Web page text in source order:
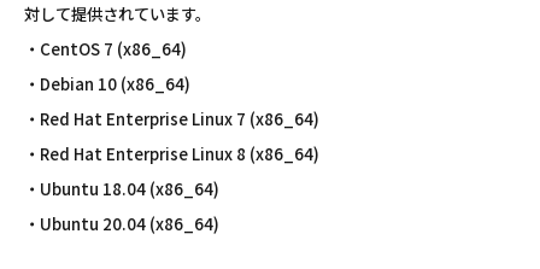
対して提供されています。
・CentOS 7 (x86_64)
・Debian 10 (x86_64)
・Red Hat Enterprise Linux 7 (x86_64)
・Red Hat Enterprise Linux 8 (x86_64)
・Ubuntu 18.04 (x86_64)
・Ubuntu 20.04 (x86_64)